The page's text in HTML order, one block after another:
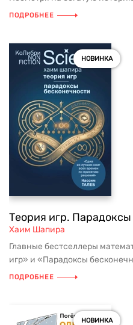
ПОДРОБНЕЕ
НОВИНКА
Теория игр.
Хаим Шапира
Главные бестселлеры
игр» и «Парадоксы
ПОДРОБНЕЕ
НОВИНКА